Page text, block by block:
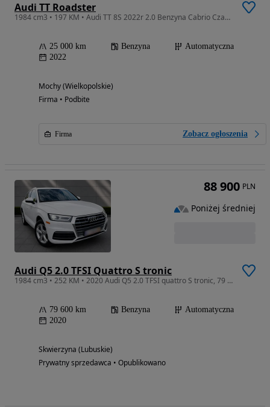
Audi TT Roadster
1984 cm3 • 197 KM • Audi TT 8S 2022r 2.0 Benzyna Cabrio Czarna S-Line Zarejestrowana
25 000 km Benzyna
Automatyczna
2022
Mochy (Wielkopolskie)
Firma • Podbite
Firma Zobacz ogłoszenia
Audi Q5 2.0 TFSI Quattro S tronic
1984 cm3 • 252 KM • 2020 Audi Q5 2.0 TFSI quattro S tronic, 79 tys km, na miejscu w PL
79 600 km Benzyna
Automatyczna
2020
Skwierzyna (Lubuskie)
Prywatny sprzedawca • Opublikowano
88 900 PLN
Poniżej średniej